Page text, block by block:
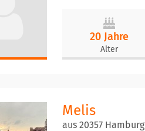
20 Jahre
Alter
Melis
aus 20357 Hamburg